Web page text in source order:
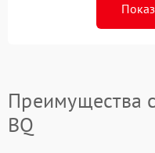
Преимущества
BQ